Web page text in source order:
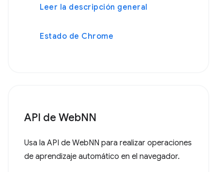
Leer la descripción general
Estado de Chrome
API de WebNN
Usa la API de WebNN para realizar operaciones
de aprendizaje automático en el navegador.